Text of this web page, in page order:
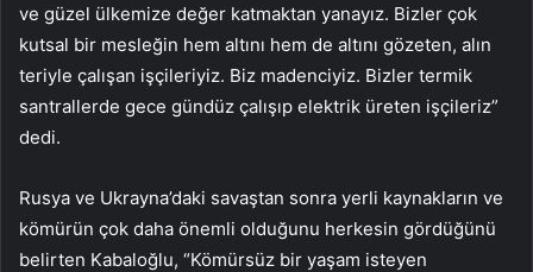
ve güzel ülkemize değer katmaktan yanayız. Bizler çok
kutsal bir mesleğin hem altını hem de altını gözeten, alın
teriyle çalışan işçileriyiz. Biz madenciyiz. Bizler termik
santrallerde gece gündüz çalışıp elektrik üreten işçileriz”
dedi.
Rusya ve Ukrayna’daki savaştan sonra yerli kaynakların ve
kömürün çok daha önemli olduğunu herkesin gördüğünü
belirten Kabaloğlu, “Kömürsüz bir yaşam isteyen